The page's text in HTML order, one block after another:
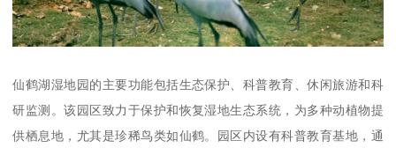
仙鹤湖湿地园的主要功能包括生态保护、科普教育、休闲旅游和科
研监测。该园区致力于保护和恢复湿地生态系统，为多种动植物提
供栖息地，尤其是珍稀鸟类如仙鹤。园区内设有科普教育基地，通